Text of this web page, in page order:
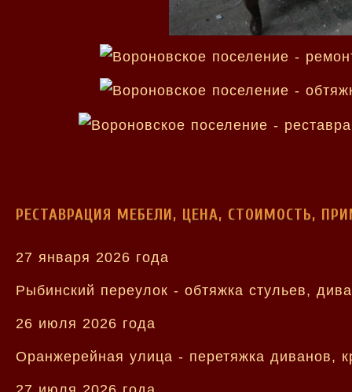
РЕСТАВРАЦИЯ МЕБЕЛИ, ЦЕНА, СТОИМОСТЬ,
27 января 2026 года
Рыбинский переулок - обтяжка стульев,
26 июля 2026 года
Оранжерейная улица - перетяжка диванов,